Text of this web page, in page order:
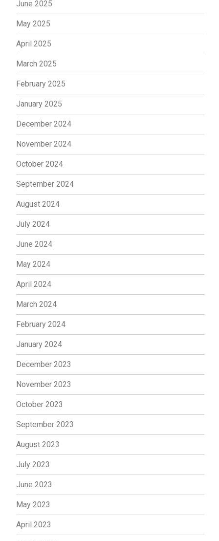
June 2025
May 2025
April 2025
March 2025
February 2025
January 2025
December 2024
November 2024
October 2024
September 2024
August 2024
July 2024
June 2024
May 2024
April 2024
March 2024
February 2024
January 2024
December 2023
November 2023
October 2023
September 2023
August 2023
July 2023
June 2023
May 2023
April 2023